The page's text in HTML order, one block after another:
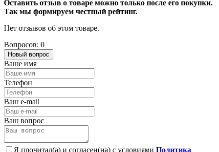
Оставить отзыв о товаре можно только после его покупки.
Так мы формируем честный рейтинг.
Нет отзывов об этом товаре.
Вопросов: 0
Новый вопрос
Ваше имя
Телефон
Ваш e-mail
Ваш вопрос
Я прочитал(а) и согласен(на) с условиями Политика